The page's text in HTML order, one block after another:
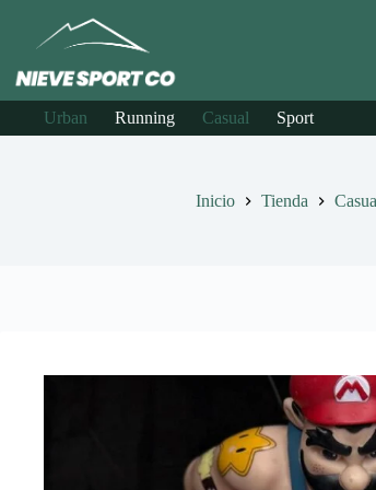
contenido
Urban Running Casual Sport
Inicio Tienda